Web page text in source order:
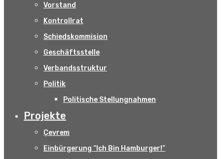
Vorstand
Kontrollrat
Schiedskommision
Geschäftsstelle
Verbandsstruktur
Politik
Politische Stellungnahmen
Projekte
Çevrem
Einbürgerung “Ich Bin Hamburger!”